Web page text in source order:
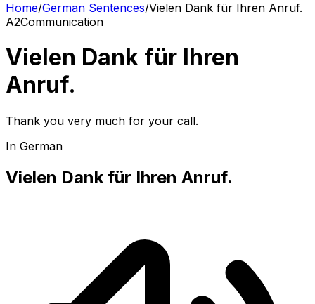
Home/German Sentences/Vielen Dank für Ihren Anruf.
A2Communication
Vielen Dank für Ihren
Anruf.
Thank you very much for your call.
In German
Vielen Dank für Ihren Anruf.